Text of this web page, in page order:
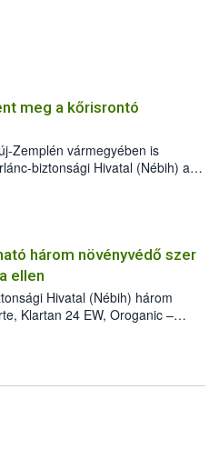
meg a kőrisrontó
Zemplén vármegyében is
biztonsági Hivatal (Nébih) a
planipennis) jelenlétét. A
találták meg, de már fertőzött
az intézkedéseket a szlovák
terjedés megállítása érdekében.
három növényvédő szer
ellen
Hivatal (Nébih) három
Klartan 24 EW, Oroganic –
azok a szüretet követően,
91) stádiumáig
a károsító elleni további
és ökológiai termesztésben is